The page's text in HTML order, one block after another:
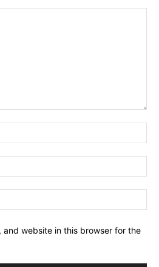
and website in this browser for the